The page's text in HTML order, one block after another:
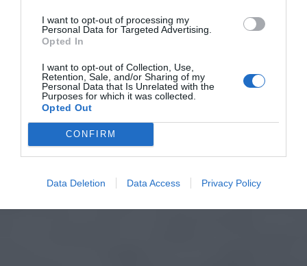
I want to opt-out of processing my
Personal Data for Targeted Advertising.
Opted In
I want to opt-out of Collection, Use,
Retention, Sale, and/or Sharing of my
Personal Data that Is Unrelated with the
Purposes for which it was collected.
Opted Out
CONFIRM
Data Deletion Data Access Privacy Policy